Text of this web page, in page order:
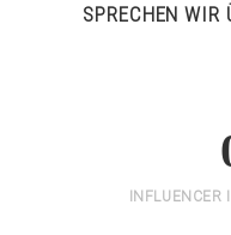
SPRECHEN WIR
INFLUENCER